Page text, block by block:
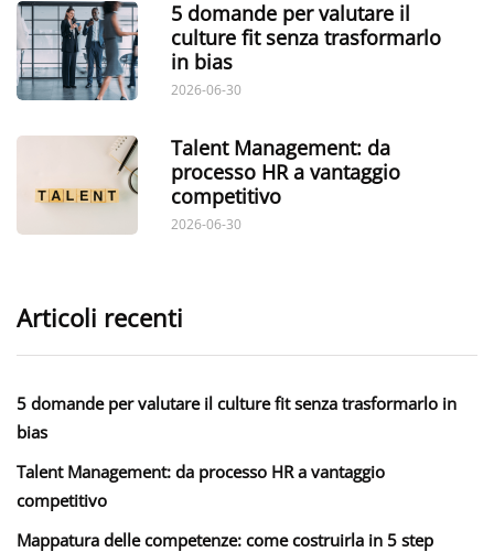
5 domande per valutare il
culture fit senza trasformarlo
in bias
2026-06-30
Talent Management: da
processo HR a vantaggio
competitivo
2026-06-30
Articoli recenti
5 domande per valutare il culture fit senza trasformarlo in
bias
Talent Management: da processo HR a vantaggio
competitivo
Mappatura delle competenze: come costruirla in 5 step